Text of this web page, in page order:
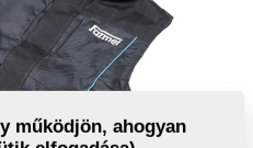
működjön, ahogyan